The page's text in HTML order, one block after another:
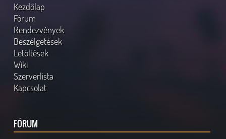
Kezdőlap
Fórum
Rendezvények
Beszélgetések
Letöltések
Wiki
Szerverlista
Kapcsolat
FÓRUM